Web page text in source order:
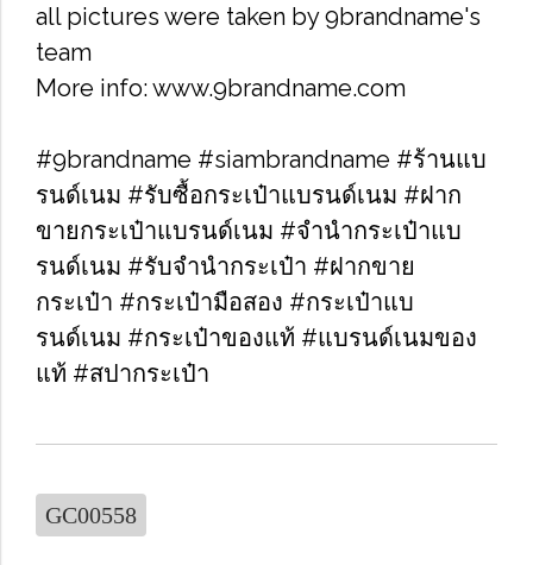
all pictures were taken by 9brandname's
team
More info: www.9brandname.com
#9brandname #siambrandname #ร้านแบ
รนด์เนม #รับซื้อกระเป๋าแบรนด์เนม​ #ฝาก
ขายกระเป๋าแบรนด์เนม​ #จำนำกระเป๋าแบ
รนด์เนม​ #รับจำนำกระเป๋า #ฝากขาย
กระเป๋า #กระเป๋ามือสอง​ #กระเป๋าแบ
รนด์เนม​ #กระเป๋าของแท้​ #แบรนด์เนมของ
แท้ #สปากระเป๋า
GC00558